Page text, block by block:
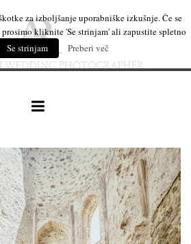
naše delo
leseni izdelki
za izboljšanje uporabniške izkušnje. Če se
kliknite 'Se strinjam' ali zapustite spletno
Se strinjam Preberi več